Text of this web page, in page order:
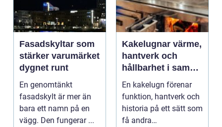
Fasadskyltar som
stärker varumärket
dygnet runt
En genomtänkt
fasadskylt är mer än
bara ett namn på en
vägg. Den fungerar ...
Kakelugnar värme,
hantverk och
hållbarhet i samma
eldstad
En kakelugn förenar
funktion, hantverk och
historia på ett sätt som
få andra